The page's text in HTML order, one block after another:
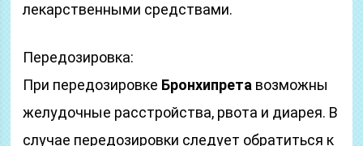
лекарственными средствами.
Передозировка:
При передозировке Бронхипрета возможны
желудочные расстройства, рвота и диарея. В
случае передозировки следует обратиться к